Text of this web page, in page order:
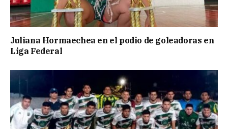
Juliana Hormaechea en el podio de goleadoras en
Liga Federal